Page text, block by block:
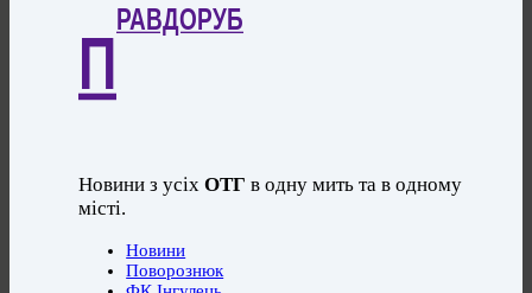
П
РАВДОРУБ
Новини з усіхОТГ в одну мить та в одному
місті.
Новини
Поворознюк